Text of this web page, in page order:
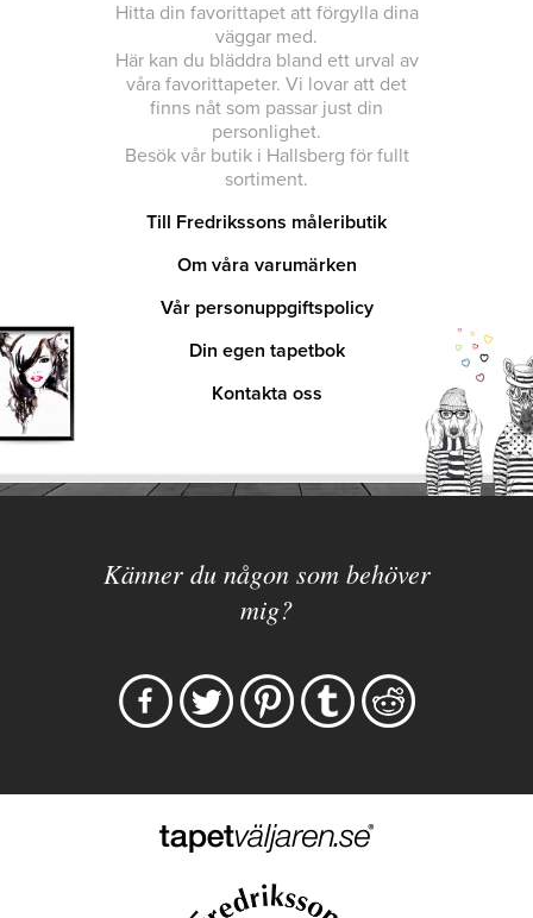
Hitta din favorittapet att förgylla dina
väggar med.
Här kan du bläddra bland ett urval av
våra favorittapeter. Vi lovar att det
finns nåt som passar just din
personlighet.
Besök vår butik i Hallsberg för fullt
sortiment.
Till Fredrikssons måleributik
Om våra varumärken
Vår personuppgiftspolicy
Din egen tapetbok
Kontakta oss
Känner du någon som behöver
mig?